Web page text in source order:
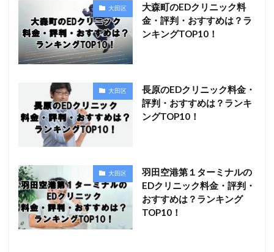
大田区
大森町のEDクリニック料
金・評判・おすすめは？ラ
ンキングTOP10！
大田区
長原のEDクリニック料金・
評判・おすすめは？ランキ
ングTOP10！
大田区
羽田空港第１ターミナルの
EDクリニック料金・評判・
おすすめは？ランキング
TOP10！